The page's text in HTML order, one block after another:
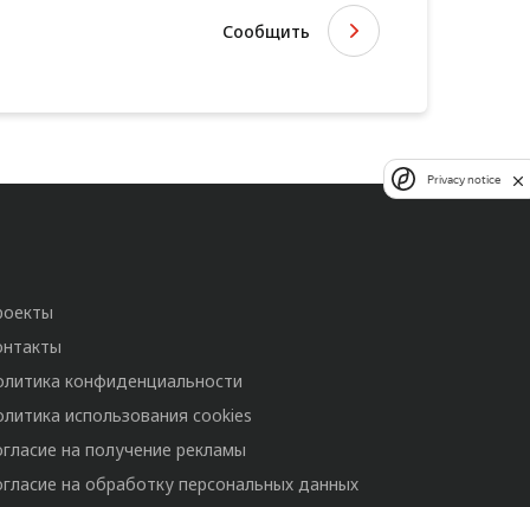
Сообщить
конфиденциальности
использования cookies
на получение рекламы
на обработку персональных данных
Privacy notice